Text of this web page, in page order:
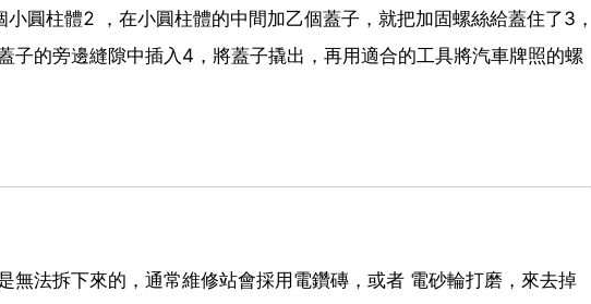
圓柱體2 ，在小圓柱體的中間加乙個蓋子，就把加固螺絲給蓋住了3，
子的旁邊縫隙中插入4，將蓋子撬出，再用適合的工具將汽車牌照的螺
無法拆下來的，通常維修站會採用電鑽磚，或者 電砂輪打磨，來去掉